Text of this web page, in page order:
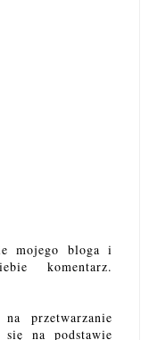
mojego bloga i
komentarz.
przetwarzanie
na podstawie